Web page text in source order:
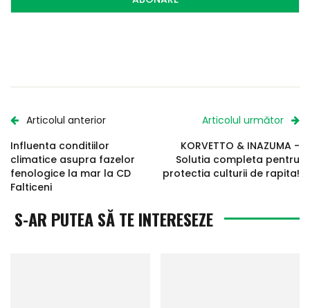
Articolul anterior
Influenta conditiilor
climatice asupra fazelor
fenologice la mar la CD
Falticeni
Articolul următor
KORVETTO & INAZUMA -
Solutia completa pentru
protectia culturii de rapita!
S-AR PUTEA SĂ TE INTERESEZE